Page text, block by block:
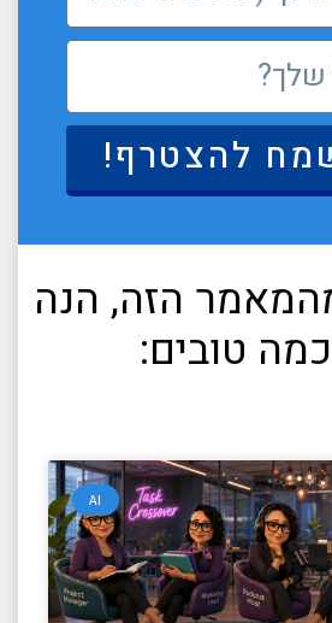
להצטרף!
הזה, הנה
טובים:
AI